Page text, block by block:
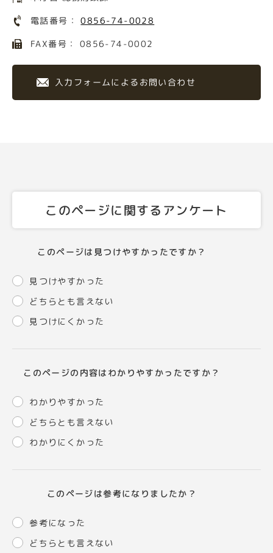
電話番号：0856-74-0028
FAX番号： 0856-74-0002
入力フォームによるお問い合わせ
このページに関するアンケート
このページは見つけやすかったですか？
見つけやすかった
どちらとも言えない
見つけにくかった
このページの内容はわかりやすかったですか？
わかりやすかった
どちらとも言えない
わかりにくかった
このページは参考になりましたか？
参考になった
どちらとも言えない